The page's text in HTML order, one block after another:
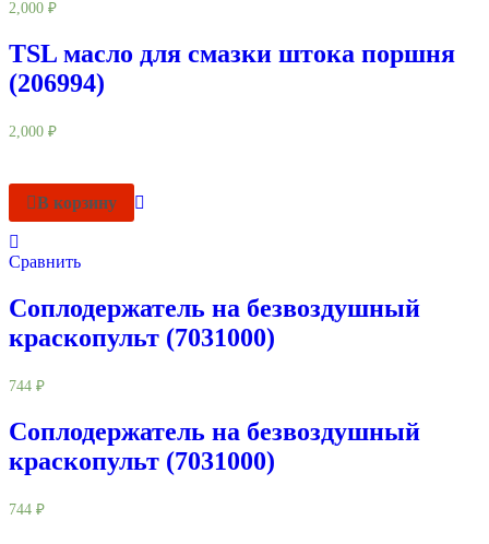
2,000 ₽
TSL масло для смазки штока поршня
(206994)
2,000 ₽
В корзину
Сравнить
Соплодержатель на безвоздушный
краскопульт (7031000)
744 ₽
Соплодержатель на безвоздушный
краскопульт (7031000)
744 ₽